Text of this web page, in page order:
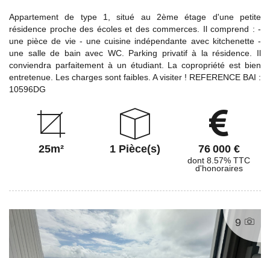
Appartement de type 1, situé au 2ème étage d'une petite
résidence proche des écoles et des commerces. Il comprend : -
une pièce de vie - une cuisine indépendante avec kitchenette -
une salle de bain avec WC. Parking privatif à la résidence. Il
conviendra parfaitement à un étudiant. La copropriété est bien
entretenue. Les charges sont faibles. A visiter ! REFERENCE BAI :
10596DG
25m² 1 Pièce(s) 76 000 €
dont 8.57% TTC
d'honoraires
9